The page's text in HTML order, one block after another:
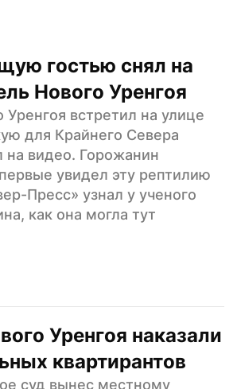
гостью снял на
Нового Уренгоя
встретил на улице
для Крайнего Севера
на видео. Горожанин
увидел эту рептилию
Пресс» узнал у ученого
как она могла тут
Уренгоя наказали
квартирантов
суд вынес местному